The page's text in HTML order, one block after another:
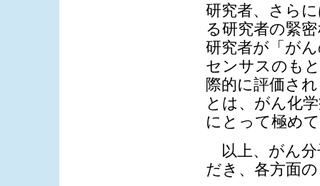
研究者、さら
る研究者の緊
研究者が「が
センサスのも
際的に評価さ
とは、がん化
にとって極め
以上、がん分
だき、各方面